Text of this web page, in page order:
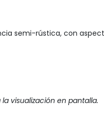
semi-rústica, con
visualización en pantalla.